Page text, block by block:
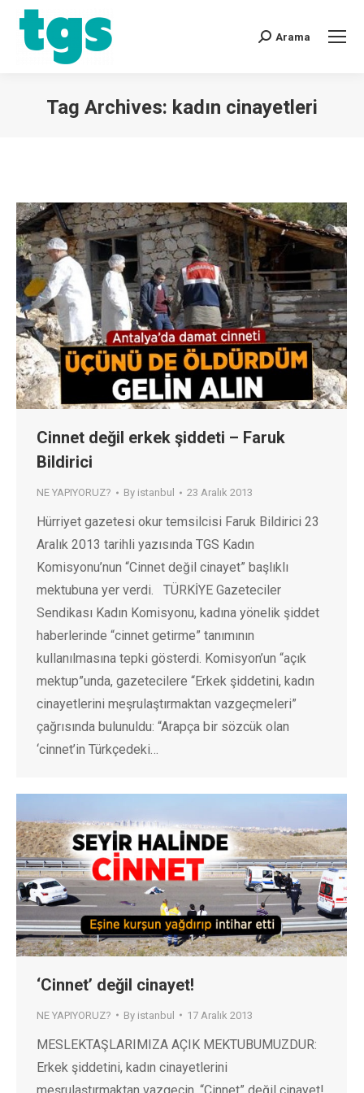
Arama
Tag Archives: kadın cinayetleri
Cinnet değil erkek şiddeti – Faruk
Bildirici
NE YAPIYORUZ? By istanbul 23 Aralık 2013
Hürriyet gazetesi okur temsilcisi Faruk Bildirici 23
Aralık 2013 tarihli yazısında TGS Kadın
Komisyonu’nun “Cinnet değil cinayet” başlıklı
mektubuna yer verdi. TÜRKİYE Gazeteciler
Sendikası Kadın Komisyonu, kadına yönelik şiddet
haberlerinde “cinnet getirme” tanımının
kullanılmasına tepki gösterdi. Komisyon’un “açık
mektup”unda, gazetecilere “Erkek şiddetini, kadın
cinayetlerini meşrulaştırmaktan vazgeçmeleri”
çağrısında bulunuldu: “Arapça bir sözcük olan
‘cinnet’in Türkçedeki…
‘Cinnet’ değil cinayet!
NE YAPIYORUZ? By istanbul 17 Aralık 2013
MESLEKTAŞLARIMIZA AÇIK MEKTUBUMUZDUR:
Erkek şiddetini, kadın cinayetlerini